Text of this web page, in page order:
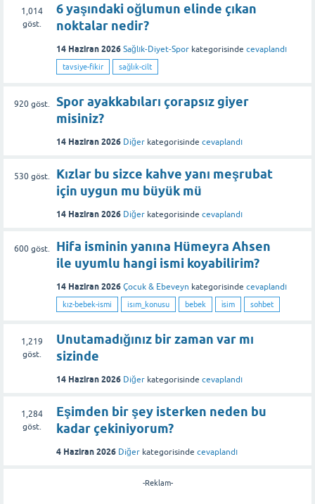
1,014
göst.
6 yaşındaki oğlumun elinde çıkan
noktalar nedir?
14 Haziran 2026 Sağlık-Diyet-Spor kategorisinde cevaplandı
tavsiye-fikir sağlık-cilt
920göst.
Spor ayakkabıları çorapsız giyer
misiniz?
14 Haziran 2026 Diğer kategorisinde cevaplandı
530göst.
Kızlar bu sizce kahve yanı meşrubat
için uygun mu büyük mü
14 Haziran 2026 Diğer kategorisinde cevaplandı
600göst.
Hifa isminin yanına Hümeyra Ahsen
ile uyumlu hangi ismi koyabilirim?
14 Haziran 2026 Çocuk & Ebeveyn kategorisinde cevaplandı
kız-bebek-ismi isım_konusu bebek i̇sim sohbet
1,219
göst.
Unutamadığınız bir zaman var mı
sizinde
14 Haziran 2026 Diğer kategorisinde cevaplandı
1,284
göst.
Eşimden bir şey isterken neden bu
kadar çekiniyorum?
4 Haziran 2026 Diğer kategorisinde cevaplandı
-Reklam-